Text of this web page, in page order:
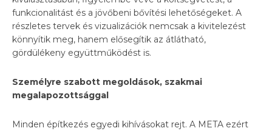
funkcionalitást és a jövőbeni bővítési lehetőségeket. A
részletes tervek és vizualizációk nemcsak a kivitelezést
könnyítik meg, hanem elősegítik az átlátható,
gördülékeny együttműködést is.
Személyre szabott megoldások, szakmai
megalapozottsággal
Minden építkezés egyedi kihívásokat rejt. A META ezért